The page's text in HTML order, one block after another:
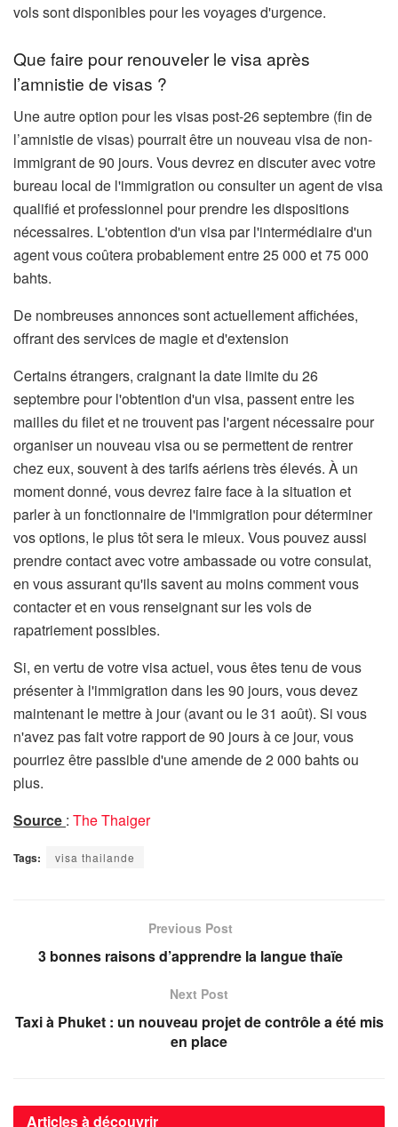
vols sont disponibles pour les voyages d'urgence.
Que faire pour renouveler le visa après
l’amnistie de visas ?
Une autre option pour les visas post-26 septembre (fin de
l’amnistie de visas) pourrait être un nouveau visa de non-
immigrant de 90 jours. Vous devrez en discuter avec votre
bureau local de l'immigration ou consulter un agent de visa
qualifié et professionnel pour prendre les dispositions
nécessaires. L'obtention d'un visa par l'intermédiaire d'un
agent vous coûtera probablement entre 25 000 et 75 000
bahts.
De nombreuses annonces sont actuellement affichées,
offrant des services de magie et d'extension
Certains étrangers, craignant la date limite du 26
septembre pour l'obtention d'un visa, passent entre les
mailles du filet et ne trouvent pas l'argent nécessaire pour
organiser un nouveau visa ou se permettent de rentrer
chez eux, souvent à des tarifs aériens très élevés. À un
moment donné, vous devrez faire face à la situation et
parler à un fonctionnaire de l'immigration pour déterminer
vos options, le plus tôt sera le mieux. Vous pouvez aussi
prendre contact avec votre ambassade ou votre consulat,
en vous assurant qu'ils savent au moins comment vous
contacter et en vous renseignant sur les vols de
rapatriement possibles.
Si, en vertu de votre visa actuel, vous êtes tenu de vous
présenter à l'immigration dans les 90 jours, vous devez
maintenant le mettre à jour (avant ou le 31 août). Si vous
n'avez pas fait votre rapport de 90 jours à ce jour, vous
pourriez être passible d'une amende de 2 000 bahts ou
plus.
Source : The Thaiger
Tags: visa thailande
Previous Post
3 bonnes raisons d’apprendre la langue thaïe
Next Post
Taxi à Phuket : un nouveau projet de contrôle a été mis
en place
Articles à découvrir